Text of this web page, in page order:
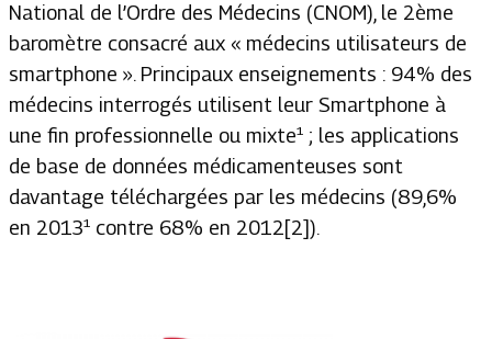
National de l’Ordre des Médecins (CNOM), le 2ème
baromètre consacré aux « médecins utilisateurs de
smartphone ». Principaux enseignements : 94% des
médecins interrogés utilisent leur Smartphone à
une fin professionnelle ou mixte¹ ; les applications
de base de données médicamenteuses sont
davantage téléchargées par les médecins (89,6%
en 2013¹ contre 68% en 2012[2]).